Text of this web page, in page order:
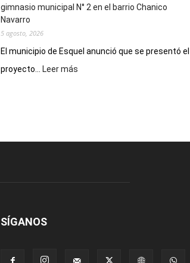
gimnasio municipal N° 2 en el barrio Chanico
Navarro
5 agosto, 2026
El municipio de Esquel anunció que se presentó el
proyecto...
Leer más
del
Navarro
SÍGANOS